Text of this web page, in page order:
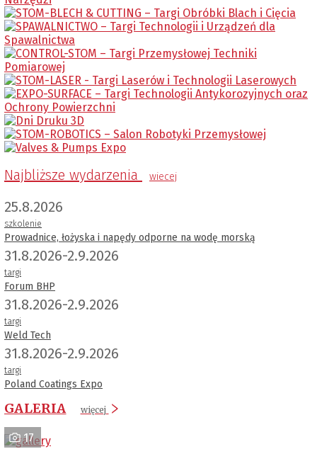
Najbliższe wydarzenia wiecej
25.8.2026
szkolenie
Prowadnice, łożyska i napędy odporne na wodę morską
31.8.2026-2.9.2026
targi
Forum BHP
31.8.2026-2.9.2026
targi
Weld Tech
31.8.2026-2.9.2026
targi
Poland Coatings Expo
GALERIA więcej
17